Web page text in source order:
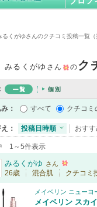
るくがゆさんのクチコミ投稿一覧（
みるくがゆ さん のク
： すべて クチコミ
： 投稿日時順 おす
1～5件表示
みるくがゆ さん
26歳 混合肌 クチコミ
メイベリン ニューヨ
メイベリン スカ